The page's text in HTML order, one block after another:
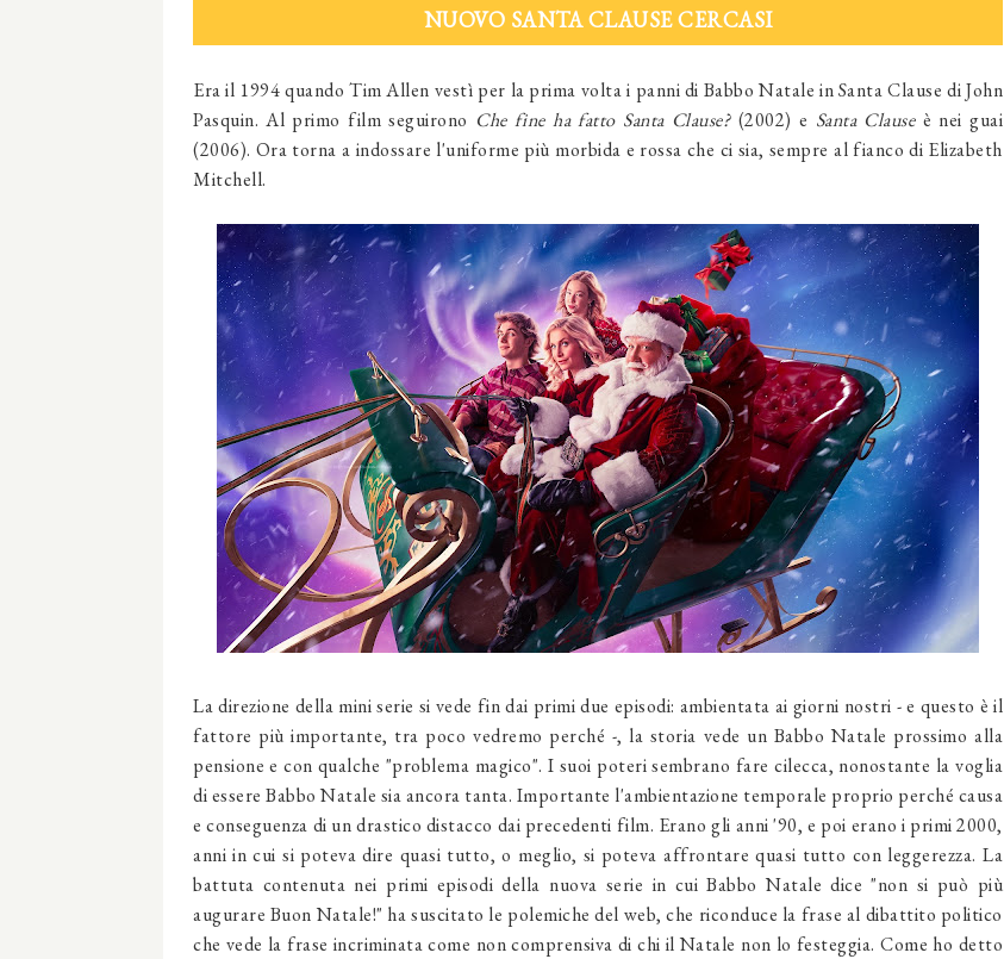
NUOVO SANTA CLAUSE CERCASI
Era il 1994 quando Tim Allen vestì per la prima volta i panni di Babbo Natale in Santa Clause di John
Pasquin. Al primo film seguirono Che fine ha fatto Santa Clause?(2002) e Santa Clause è nei guai
(2006). Ora torna a indossare l'uniforme più morbida e rossa che ci sia, sempre al fianco di Elizabeth
Mitchell.
La direzione della mini serie si vede fin dai primi due episodi: ambientata ai giorni nostri - e questo è il
fattore più importante, tra poco vedremo perché -, la storia vede un Babbo Natale prossimo alla
pensione e con qualche "problema magico". I suoi poteri sembrano fare cilecca, nonostante la voglia
di essere Babbo Natale sia ancora tanta. Importante l'ambientazione temporale proprio perché causa
e conseguenza di un drastico distacco dai precedenti film. Erano gli anni '90, e poi erano i primi 2000,
anni in cui si poteva dire quasi tutto, o meglio, si poteva affrontare quasi tutto con leggerezza. La
battuta contenuta nei primi episodi della nuova serie in cui Babbo Natale dice "non si può più
augurare Buon Natale!" ha suscitato le polemiche del web, che riconduce la frase al dibattito politico
che vede la frase incriminata come non comprensiva di chi il Natale non lo festeggia. Come ho detto